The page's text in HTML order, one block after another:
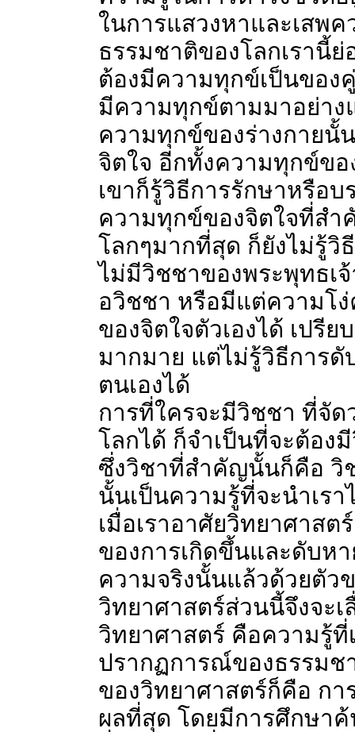
ในการแสวงหาและเสพ
ธรรมชาติของโลกเรานี้
ต้องมีความทุกข์เป็นของ
มีความทุกข์ตามมาอย่าง
ความทุกข์ของร่างกายนั้
จิตใจ อีกทั้งความทุกข์ข
เขาก็รู้วิธีการรักษาหรือ
ความทุกข์ของจิตใจที่ส
โลกๆมากที่สุด ก็ยังไม่รู้วิ
ไม่มีวิชชาของพระพุทธเ
อวิชชา หรือมีแต่ความโง่
ของจิตใจตัวเองได้ เปรี
มากมาย แต่ไม่รู้วิธีการ
ตนเองได้
การที่ใครจะมีวิชชา ที่จั
โลกได้ ก็จำเป็นที่จะต้อ
ซึ่งวิชาที่สำคัญนั้นก็คือ วิ
นั้นเป็นความรู้ที่จะนำเร
เมื่อเราอาศัยวิทยาศาส
ของการเกิดขึ้นและดับห
ความจริงนั้นแล้วด้วยตัวข
วิทยาศาสตร์ส่วนนี้จึงจะ
วิทยาศาสตร์ คือความรู้ที่
ปรากฏการณ์ของธรรมช
ของวิทยาศาสตร์ก็คือ กา
ผลที่สุด โดยมีการศึกษาค้